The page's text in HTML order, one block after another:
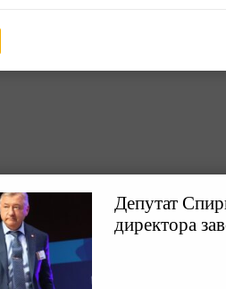
Депутат
директора